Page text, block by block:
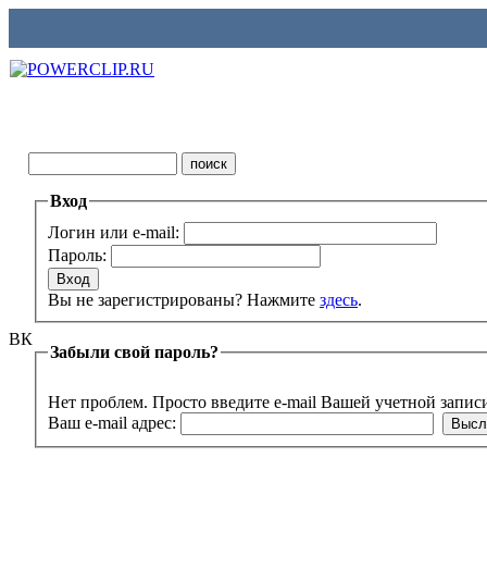
ВК
Вход
Логин или e-mail:
Пароль:
Вы не зарегистрированы? Нажмите здесь.
Забыли свой пароль?
Нет проблем. Просто введите e-mail Вашей учетной
Ваш e-mail адрес: